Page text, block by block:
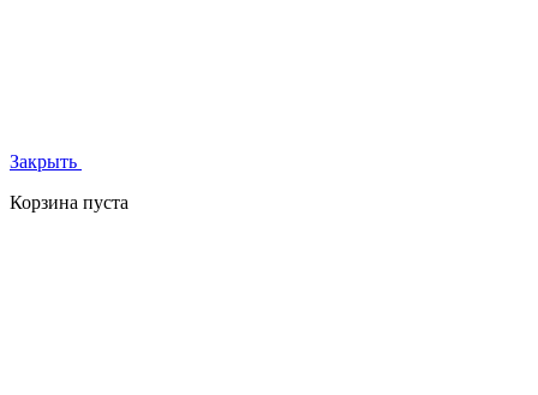
Закрыть
Корзина пуста